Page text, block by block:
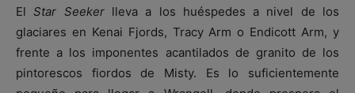
ElStar Seekerlleva a los huéspedes a nivel de los
glaciares en Kenai Fjords, Tracy Arm o Endicott Arm, y
frente a los imponentes acantilados de granito de los
pintorescos fiordos de Misty. Es lo suficientemente